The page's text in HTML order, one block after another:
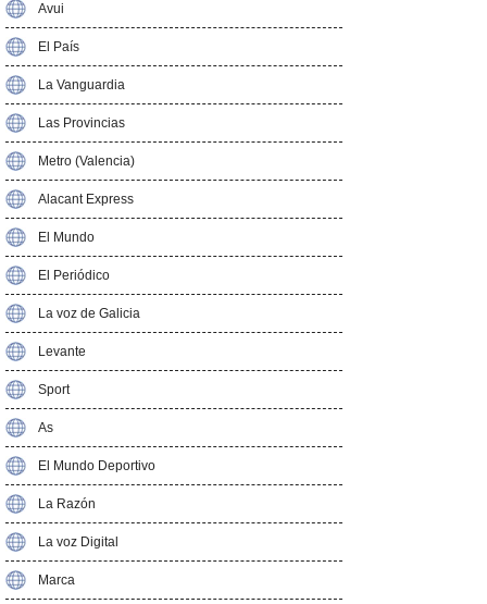
Avui
El País
La Vanguardia
Las Provincias
Metro (Valencia)
Alacant Express
El Mundo
El Periódico
La voz de Galicia
Levante
Sport
As
El Mundo Deportivo
La Razón
La voz Digital
Marca